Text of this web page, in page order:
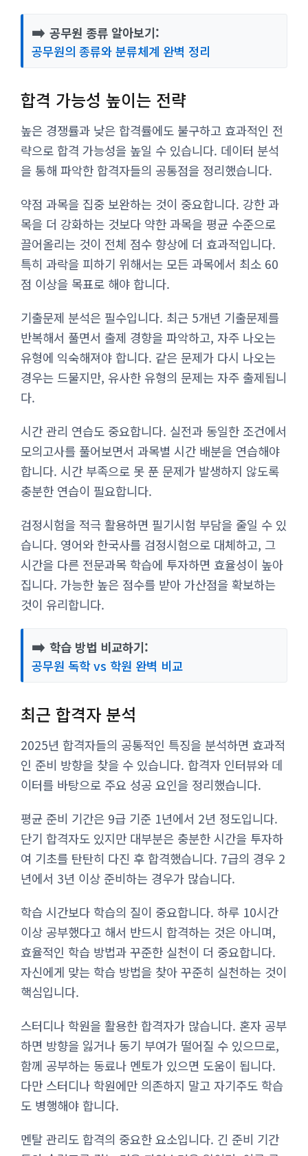
➡️ 공무원 종류 알아보기:
공무원의 종류와 분류체계 완벽 정리
합격 가능성 높이는 전략
높은 경쟁률과 낮은 합격률에도 불구하고 효과적인 전
략으로 합격 가능성을 높일 수 있습니다. 데이터 분석
을 통해 파악한 합격자들의 공통점을 정리했습니다.
약점 과목을 집중 보완하는 것이 중요합니다. 강한 과
목을 더 강화하는 것보다 약한 과목을 평균 수준으로
끌어올리는 것이 전체 점수 향상에 더 효과적입니다.
특히 과락을 피하기 위해서는 모든 과목에서 최소 60
점 이상을 목표로 해야 합니다.
기출문제 분석은 필수입니다. 최근 5개년 기출문제를
반복해서 풀면서 출제 경향을 파악하고, 자주 나오는
유형에 익숙해져야 합니다. 같은 문제가 다시 나오는
경우는 드물지만, 유사한 유형의 문제는 자주 출제됩니
다.
시간 관리 연습도 중요합니다. 실전과 동일한 조건에서
모의고사를 풀어보면서 과목별 시간 배분을 연습해야
합니다. 시간 부족으로 못 푼 문제가 발생하지 않도록
충분한 연습이 필요합니다.
검정시험을 적극 활용하면 필기시험 부담을 줄일 수 있
습니다. 영어와 한국사를 검정시험으로 대체하고, 그
시간을 다른 전문과목 학습에 투자하면 효율성이 높아
집니다. 가능한 높은 점수를 받아 가산점을 확보하는
것이 유리합니다.
➡️ 학습 방법 비교하기:
공무원 독학 vs 학원 완벽 비교
최근 합격자 분석
2025년 합격자들의 공통적인 특징을 분석하면 효과적
인 준비 방향을 찾을 수 있습니다. 합격자 인터뷰와 데
이터를 바탕으로 주요 성공 요인을 정리했습니다.
평균 준비 기간은 9급 기준 1년에서 2년 정도입니다.
단기 합격자도 있지만 대부분은 충분한 시간을 투자하
여 기초를 탄탄히 다진 후 합격했습니다. 7급의 경우 2
년에서 3년 이상 준비하는 경우가 많습니다.
학습 시간보다 학습의 질이 중요합니다. 하루 10시간
이상 공부했다고 해서 반드시 합격하는 것은 아니며,
효율적인 학습 방법과 꾸준한 실천이 더 중요합니다.
자신에게 맞는 학습 방법을 찾아 꾸준히 실천하는 것이
핵심입니다.
스터디나 학원을 활용한 합격자가 많습니다. 혼자 공부
하면 방향을 잃거나 동기 부여가 떨어질 수 있으므로,
함께 공부하는 동료나 멘토가 있으면 도움이 됩니다.
다만 스터디나 학원에만 의존하지 말고 자기주도 학습
도 병행해야 합니다.
멘탈 관리도 합격의 중요한 요소입니다. 긴 준비 기간